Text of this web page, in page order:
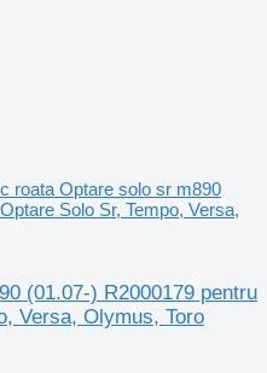
roata Optare solo sr m890
Solo Sr, Tempo, Versa,
(01.07-) R2000179 pentru
Versa, Olymus, Toro